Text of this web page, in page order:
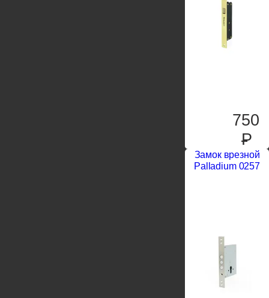
750
P
Замок врезной
Palladium 0257